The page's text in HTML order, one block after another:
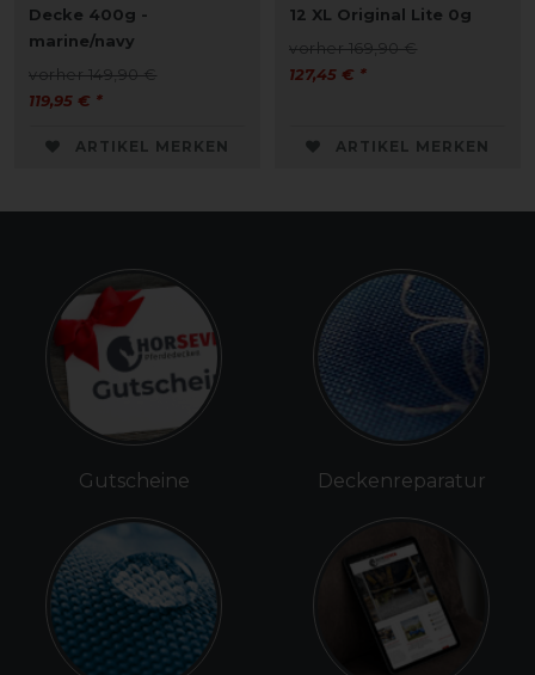
Decke 400g -
marine/navy
vorher 149,90 €
119,95 € *
ARTIKEL MERKEN
12 XL Original Lite 0g
vorher 169,90 €
127,45 € *
ARTIKEL MERKEN
Gutscheine Deckenreparatur